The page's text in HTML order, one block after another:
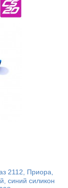
2112, Приора,
синий силикон